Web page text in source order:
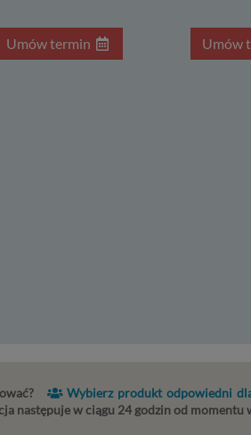
Umów termin Umów
Wybierz produkt odpowiedni
następuje w ciągu 24 godzin od momentu
Twoje